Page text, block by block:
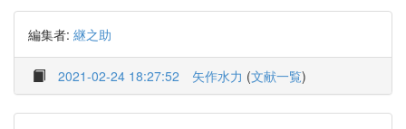
編集者: 継之助
2021-02-24 18:27:52 矢作水力 (文献一覧)